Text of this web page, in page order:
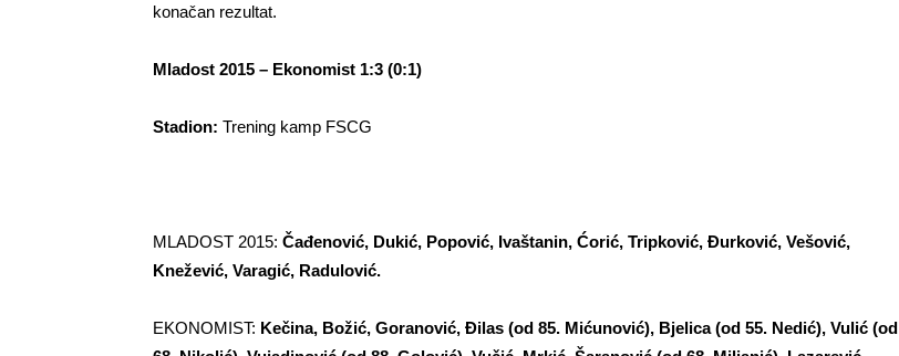
konačan rezultat.
Mladost 2015 – Ekonomist 1:3 (0:1)
Stadion: Trening kamp FSCG
MLADOST 2015: Čađenović, Dukić, Popović, Ivaštanin, Ćorić, Tripković, Đurković, Vešović,
Knežević, Varagić, Radulović.
EKONOMIST: Kečina, Božić, Goranović, Đilas (od 85. Mićunović), Bjelica (od 55. Nedić), Vulić (od